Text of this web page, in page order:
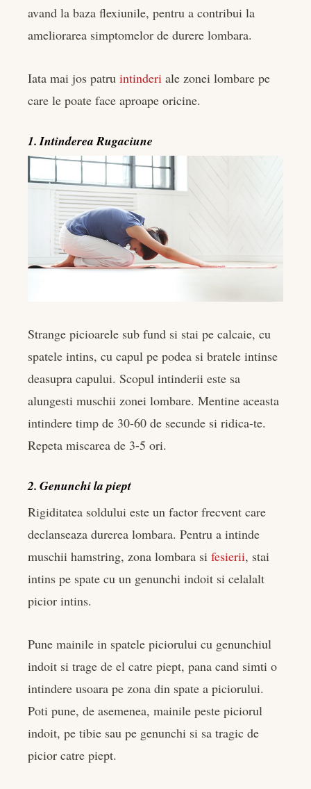
avand la baza flexiunile, pentru a contribui la
ameliorarea simptomelor de durere lombara.
Iata mai jos patru intinderi ale zonei lombare pe
care le poate face aproape oricine.
1. Intinderea Rugaciune
Strange picioarele sub fund si stai pe calcaie, cu
spatele intins, cu capul pe podea si bratele intinse
deasupra capului. Scopul intinderii este sa
alungesti muschii zonei lombare. Mentine aceasta
intindere timp de 30-60 de secunde si ridica-te.
Repeta miscarea de 3-5 ori.
2. Genunchi la piept
Rigiditatea soldului este un factor frecvent care
declanseaza durerea lombara. Pentru a intinde
muschii hamstring, zona lombara si fesierii, stai
intins pe spate cu un genunchi indoit si celalalt
picior intins.
Pune mainile in spatele piciorului cu genunchiul
indoit si trage de el catre piept, pana cand simti o
intindere usoara pe zona din spate a piciorului.
Poti pune, de asemenea, mainile peste piciorul
indoit, pe tibie sau pe genunchi si sa tragic de
picior catre piept.